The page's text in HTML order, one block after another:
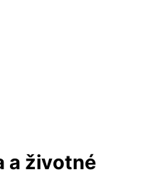
a životné